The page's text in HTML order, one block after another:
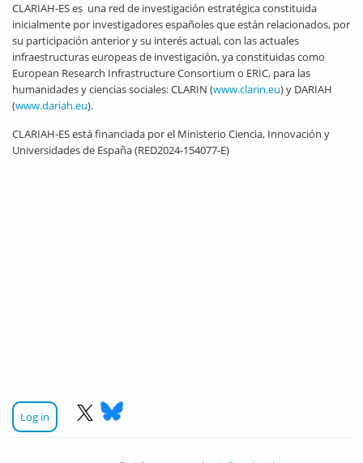
CLARIAH-ES es una red de investigación estratégica constituida
inicialmente por investigadores españoles que están relacionados, por
su participación anterior y su interés actual, con las actuales
infraestructuras europeas de investigación, ya constituidas como
European Research Infrastructure Consortium o ERIC, para las
humanidades y ciencias sociales: CLARIN (www.clarin.eu) y DARIAH
(www.dariah.eu).
CLARIAH-ES está financiada por el Ministerio Ciencia, Innovación y
Universidades de España (RED2024-154077-E)
Log in